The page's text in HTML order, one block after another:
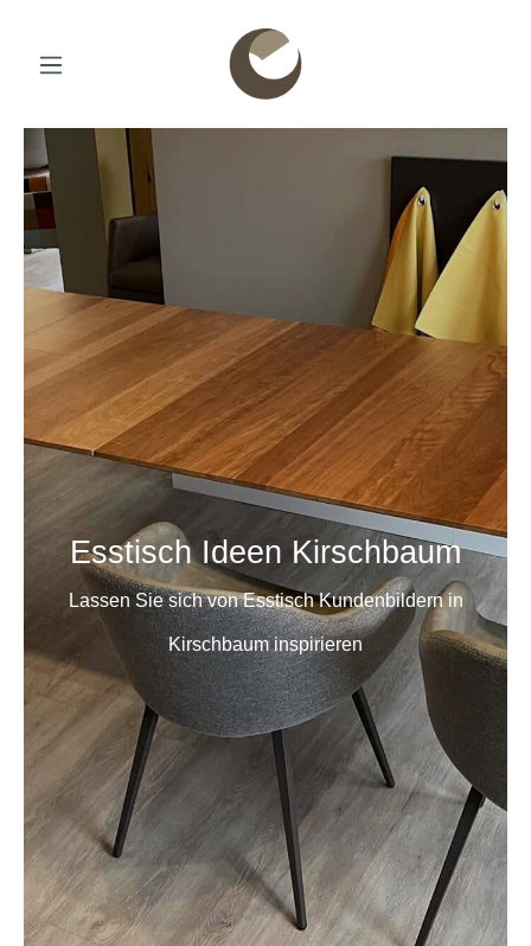
Esstisch Ideen Kirschbaum
Lassen Sie sich von Esstisch Kundenbildern in
Kirschbaum inspirieren